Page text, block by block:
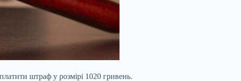
штраф у розмірі 1020 гривень.